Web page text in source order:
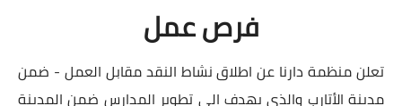
فرص عمل
تعلن منظمة دارنا عن اطلاق نشاط النقد مقابل العمل - ضمن
مدينة الأتارب والذي يهدف الى تطوير المدارس ضمن المدينة